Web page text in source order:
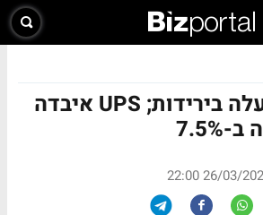
וול-סטריט ננעלה בירידות; UPS איבדה
26/03/2024